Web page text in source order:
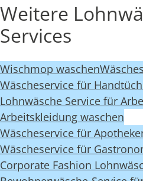
Weitere
Services
Wischmop waschen
Wäscheservice für
Lohnwäsche Service für
Arbeitskleidung waschen
Wäscheservice für
Wäscheservice für
Corporate Fashion